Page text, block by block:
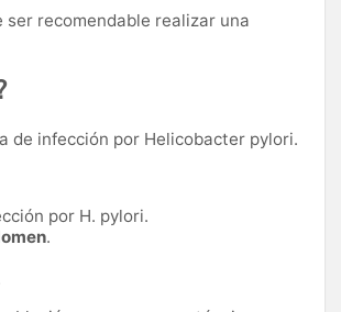
recomendable realizar una
de infección por Helicobacter pylori.
por H. pylori.
.